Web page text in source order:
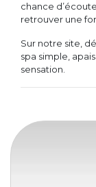
chance
retrouver une
Sur notre site,
spa simple,
sensation.